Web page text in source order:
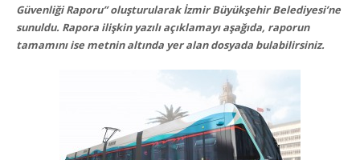
Güvenliği Raporu” oluşturularak İzmir Büyükşehir Belediyesi’ne
sunuldu. Rapora ilişkin yazılı açıklamayı aşağıda, raporun
tamamını ise metnin altında yer alan dosyada bulabilirsiniz.